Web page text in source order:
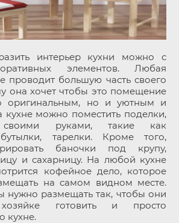
интерьер кухни можно с
элементов. Любая
проводит большую часть своего
она хочет чтобы это помещение
оригинальным, но и уютным и
можно поместить поделки,
своими руками, такие как
тарелки. Кроме того,
баночки под крупу,
и сахарницу. На любой кухне
кофейное дело, которое
на самом видном месте.
нужно размещать так, чтобы они
готовить и просто
кухне.